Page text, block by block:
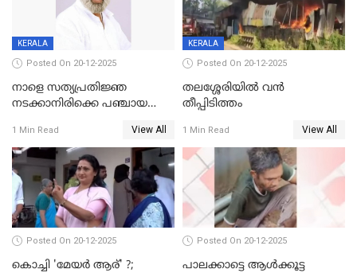
KERALA
Posted On 20-12-2025
നാളെ സത്യപ്രതിജ്ഞ
നടക്കാനിരിക്കെ പഞ്ചായത്ത്
1 Min Read View All
KERALA
Posted On 20-12-2025
തലശ്ശേരിയിൽ വൻ
തീപ്പിടിത്തം
1 Min Read View All
Posted On 20-12-2025
കൊച്ചി 'മേയർ ആര്' ?;
Posted On 20-12-2025
പാലക്കാട്ടെ ആള്‍ക്കൂട്ട